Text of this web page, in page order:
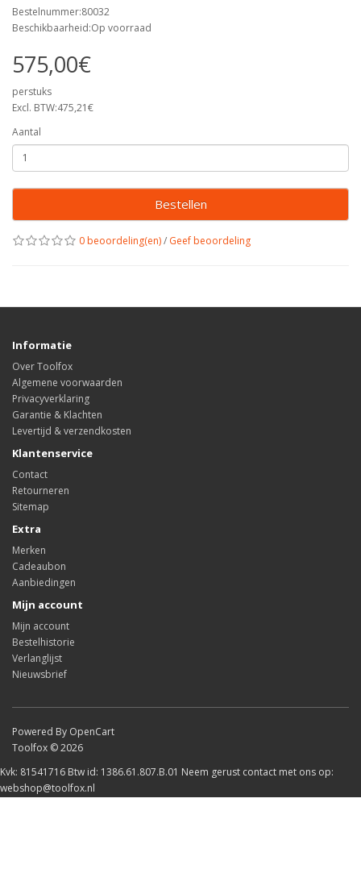
Bestelnummer:80032
Beschikbaarheid:Op voorraad
575,00€
perstuks
Excl. BTW:475,21€
Aantal
Bestellen
0 beoordeling(en)/ Geef beoordeling
Informatie
Over Toolfox
Algemene voorwaarden
Privacyverklaring
Garantie & Klachten
Levertijd & verzendkosten
Klantenservice
Contact
Retourneren
Sitemap
Extra
Merken
Cadeaubon
Aanbiedingen
Mijn account
Mijn account
Bestelhistorie
Verlanglijst
Nieuwsbrief
Powered By OpenCart
Toolfox © 2026
Kvk: 81541716 Btw id: 1386.61.807.B.01 Neem gerust contact met ons op:
webshop@toolfox.nl